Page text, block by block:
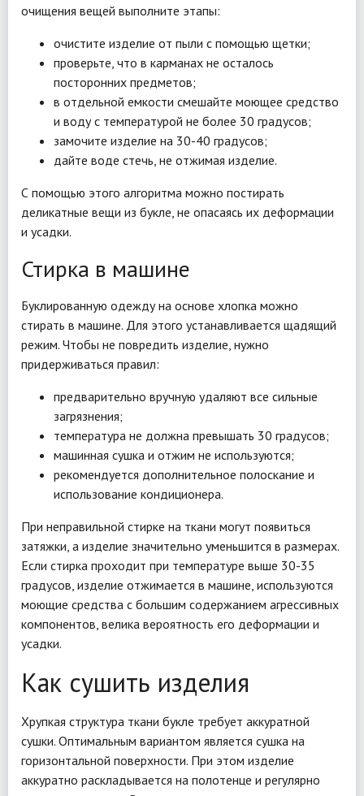
очищения вещей выполните этапы:
очистите изделие от пыли с помощью щетки;
проверьте, что в карманах не осталось
посторонних предметов;
в отдельной емкости смешайте моющее средство
и воду с температурой не более 30 градусов;
замочите изделие на 30-40 градусов;
дайте воде стечь, не отжимая изделие.
С помощью этого алгоритма можно постирать
деликатные вещи из букле, не опасаясь их деформации
и усадки.
Стирка в машине
Буклированную одежду на основе хлопка можно
стирать в машине. Для этого устанавливается щадящий
режим. Чтобы не повредить изделие, нужно
придерживаться правил:
предварительно вручную удаляют все сильные
загрязнения;
температура не должна превышать 30 градусов;
машинная сушка и отжим не используются;
рекомендуется дополнительное полоскание и
использование кондиционера.
При неправильной стирке на ткани могут появиться
затяжки, а изделие значительно уменьшится в размерах.
Если стирка проходит при температуре выше 30-35
градусов, изделие отжимается в машине, используются
моющие средства с большим содержанием агрессивных
компонентов, велика вероятность его деформации и
усадки.
Как сушить изделия
Хрупкая структура ткани букле требует аккуратной
сушки. Оптимальным вариантом является сушка на
горизонтальной поверхности. При этом изделие
аккуратно раскладывается на полотенце и регулярно